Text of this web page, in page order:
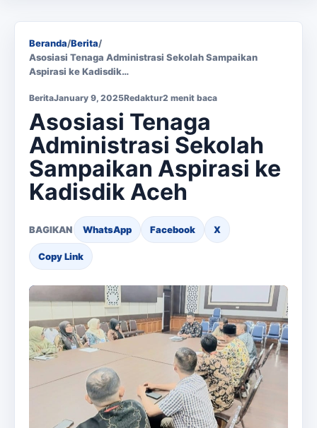
Beranda/Berita/
Asosiasi Tenaga Administrasi Sekolah Sampaikan
Aspirasi ke Kadisdik…
BeritaJanuary 9, 2025Redaktur2 menit baca
Asosiasi Tenaga
Administrasi Sekolah
Sampaikan Aspirasi ke
Kadisdik Aceh
BAGIKAN WhatsApp Facebook X
Copy Link